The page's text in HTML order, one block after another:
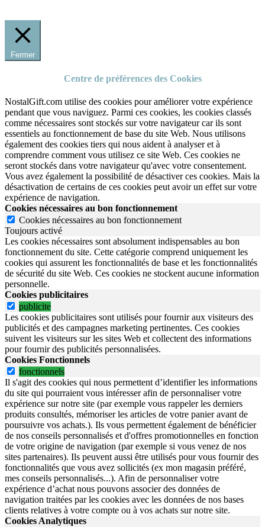
Fermer
Centre de préférences des Cookies
NostalGift.com utilise des cookies pour améliorer votre expérience
pendant que vous naviguez. Parmi ces cookies, les cookies classés
comme nécessaires sont stockés sur votre navigateur car ils sont
essentiels au fonctionnement de base du site Web. Nous utilisons
également des cookies tiers qui nous aident à analyser et à
comprendre comment vous utilisez ce site Web. Ces cookies ne
seront stockés dans votre navigateur qu'avec votre consentement.
Vous avez également la possibilité de désactiver ces cookies. Mais la
désactivation de certains de ces cookies peut avoir un effet sur votre
expérience de navigation.
Cookies nécessaires au bon fonctionnement
Cookies nécessaires au bon fonctionnement
Toujours activé
Les cookies nécessaires sont absolument indispensables au bon
fonctionnement du site. Cette catégorie comprend uniquement les
cookies qui assurent les fonctionnalités de base et les fonctionnalités
de sécurité du site Web. Ces cookies ne stockent aucune information
personnelle.
Cookies publicitaires
publicite
Les cookies publicitaires sont utilisés pour fournir aux visiteurs des
publicités et des campagnes marketing pertinentes. Ces cookies
suivent les visiteurs sur les sites Web et collectent des informations
pour fournir des publicités personnalisées.
Cookies Fonctionnels
fonctionnels
Il s'agit des cookies qui nous permettent d’identifier les informations
du site qui pourraient vous intéresser afin de personnaliser votre
expérience sur notre site (par exemple vous rappeler les derniers
produits consultés, mémoriser les articles de votre panier avant de
poursuivre vos achats.). Ils vous permettent également de bénéficier
de nos conseils personnalisés et d'offres promotionnelles en fonction
de votre origine de navigation (par exemple si vous venez de nos
sites partenaires). Ils peuvent aussi être utilisés pour vous fournir des
fonctionnalités que vous avez sollicités (ex mon magasin préféré,
mes conseils personnalisés...). Afin de personnaliser votre
expérience d’achat nous pouvons associer des données de
navigation traitées par les cookies avec les données de nos bases
clients relatives à votre compte ou à vos achats sur notre site.
Cookies Analytiques